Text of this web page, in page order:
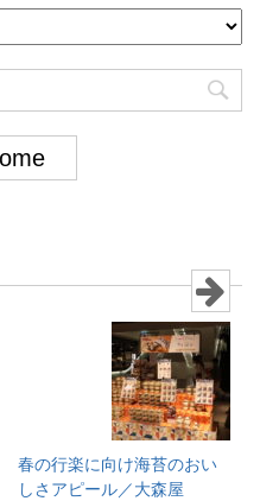
春の行楽に向け海苔のおい
しさアピール／大森屋